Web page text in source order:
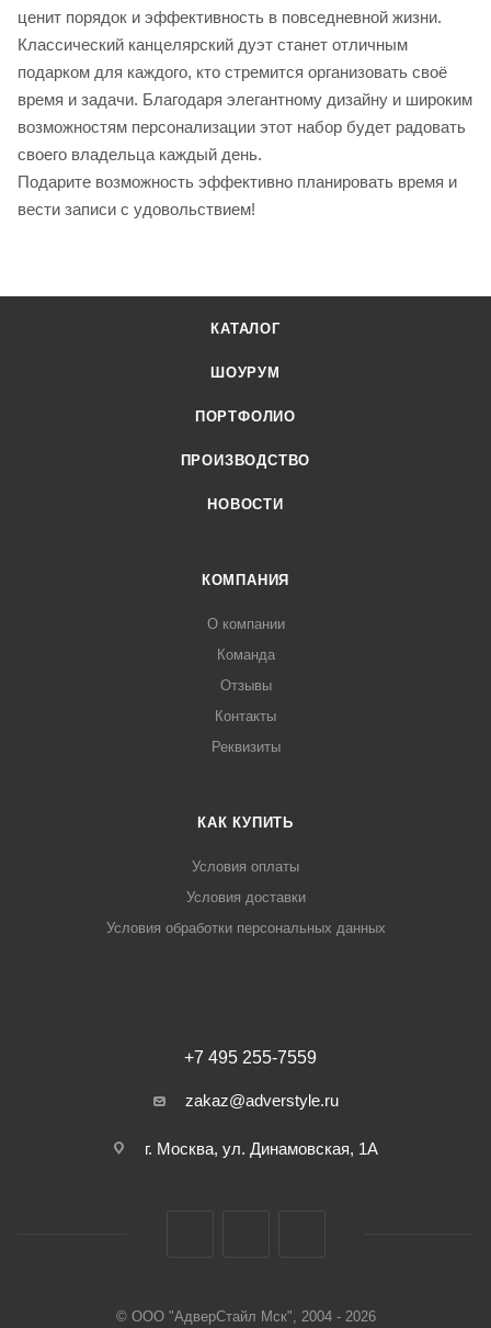
ценит порядок и эффективность в повседневной жизни.
Классический канцелярский дуэт станет отличным
подарком для каждого, кто стремится организовать своё
время и задачи. Благодаря элегантному дизайну и широким
возможностям персонализации этот набор будет радовать
своего владельца каждый день.
Подарите возможность эффективно планировать время и
вести записи с удовольствием!
КАТАЛОГ
ШОУРУМ
ПОРТФОЛИО
ПРОИЗВОДСТВО
НОВОСТИ
КОМПАНИЯ
О компании
Команда
Отзывы
Контакты
Реквизиты
КАК КУПИТЬ
Условия оплаты
Условия доставки
Условия обработки персональных данных
+7 495 255-7559
zakaz@adverstyle.ru
г. Москва, ул. Динамовская, 1А
© ООО "АдверСтайл Мск", 2004 - 2026